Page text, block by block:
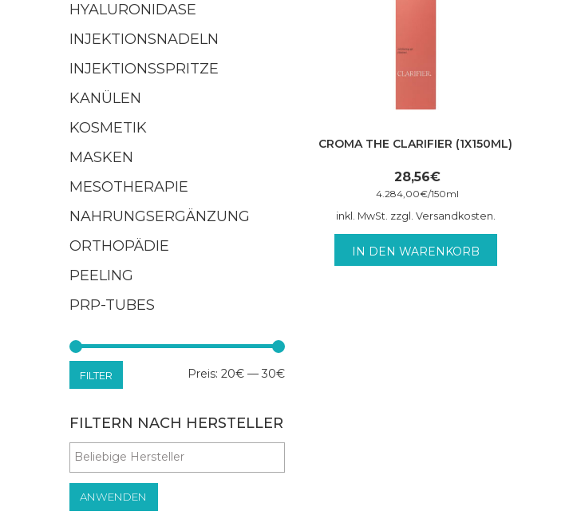
HYALURONIDASE
INJEKTIONSNADELN
INJEKTIONSSPRITZE
KANÜLEN
KOSMETIK
MASKEN
MESOTHERAPIE
NAHRUNGSERGÄNZUNG
ORTHOPÄDIE
PEELING
PRP-TUBES
Min.
Max.
FILTER Preis: 20€ — 30€
FILTERN NACH HERSTELLER
ANWENDEN
CROMA THE CLARIFIER (1X150ML)
28,56€
4.284,00€/150ml
inkl. MwSt. zzgl. Versandkosten.
IN DEN WARENKORB